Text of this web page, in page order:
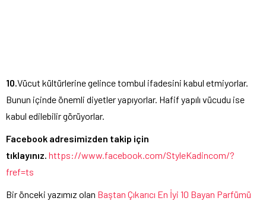
10.Vücut kültürlerine gelince tombul ifadesini kabul etmiyorlar.
Bunun içinde önemli diyetler yapıyorlar. Hafif yapılı vücudu ise
kabul edilebilir görüyorlar.
Facebook adresimizden takip için
tıklayınız. https://www.facebook.com/StyleKadincom/?
fref=ts
Bir önceki yazımız olan Baştan Çıkarıcı En İyi 10 Bayan Parfümü